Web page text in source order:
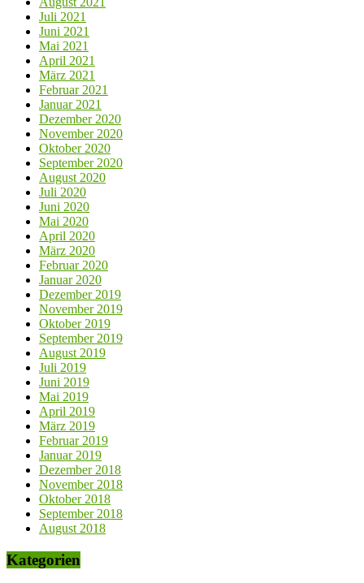
Juli 2021
Juni 2021
Mai 2021
April 2021
März 2021
Februar 2021
Januar 2021
Dezember 2020
November 2020
Oktober 2020
September 2020
August 2020
Juli 2020
Juni 2020
Mai 2020
April 2020
März 2020
Februar 2020
Januar 2020
Dezember 2019
November 2019
Oktober 2019
September 2019
August 2019
Juli 2019
Juni 2019
Mai 2019
April 2019
März 2019
Februar 2019
Januar 2019
Dezember 2018
November 2018
Oktober 2018
September 2018
August 2018
Kategorien